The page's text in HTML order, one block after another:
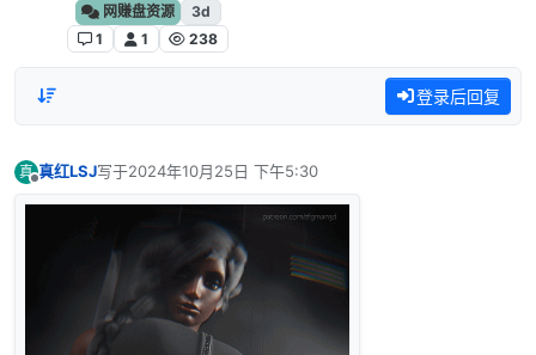
网赚盘资源
3d
1
1 238
登录后回复
真 真红LSJ写于2024年10月25日 下午5:30
最后由 编辑